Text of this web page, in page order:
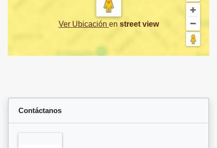
Ver Ubicación en street view
Contáctanos